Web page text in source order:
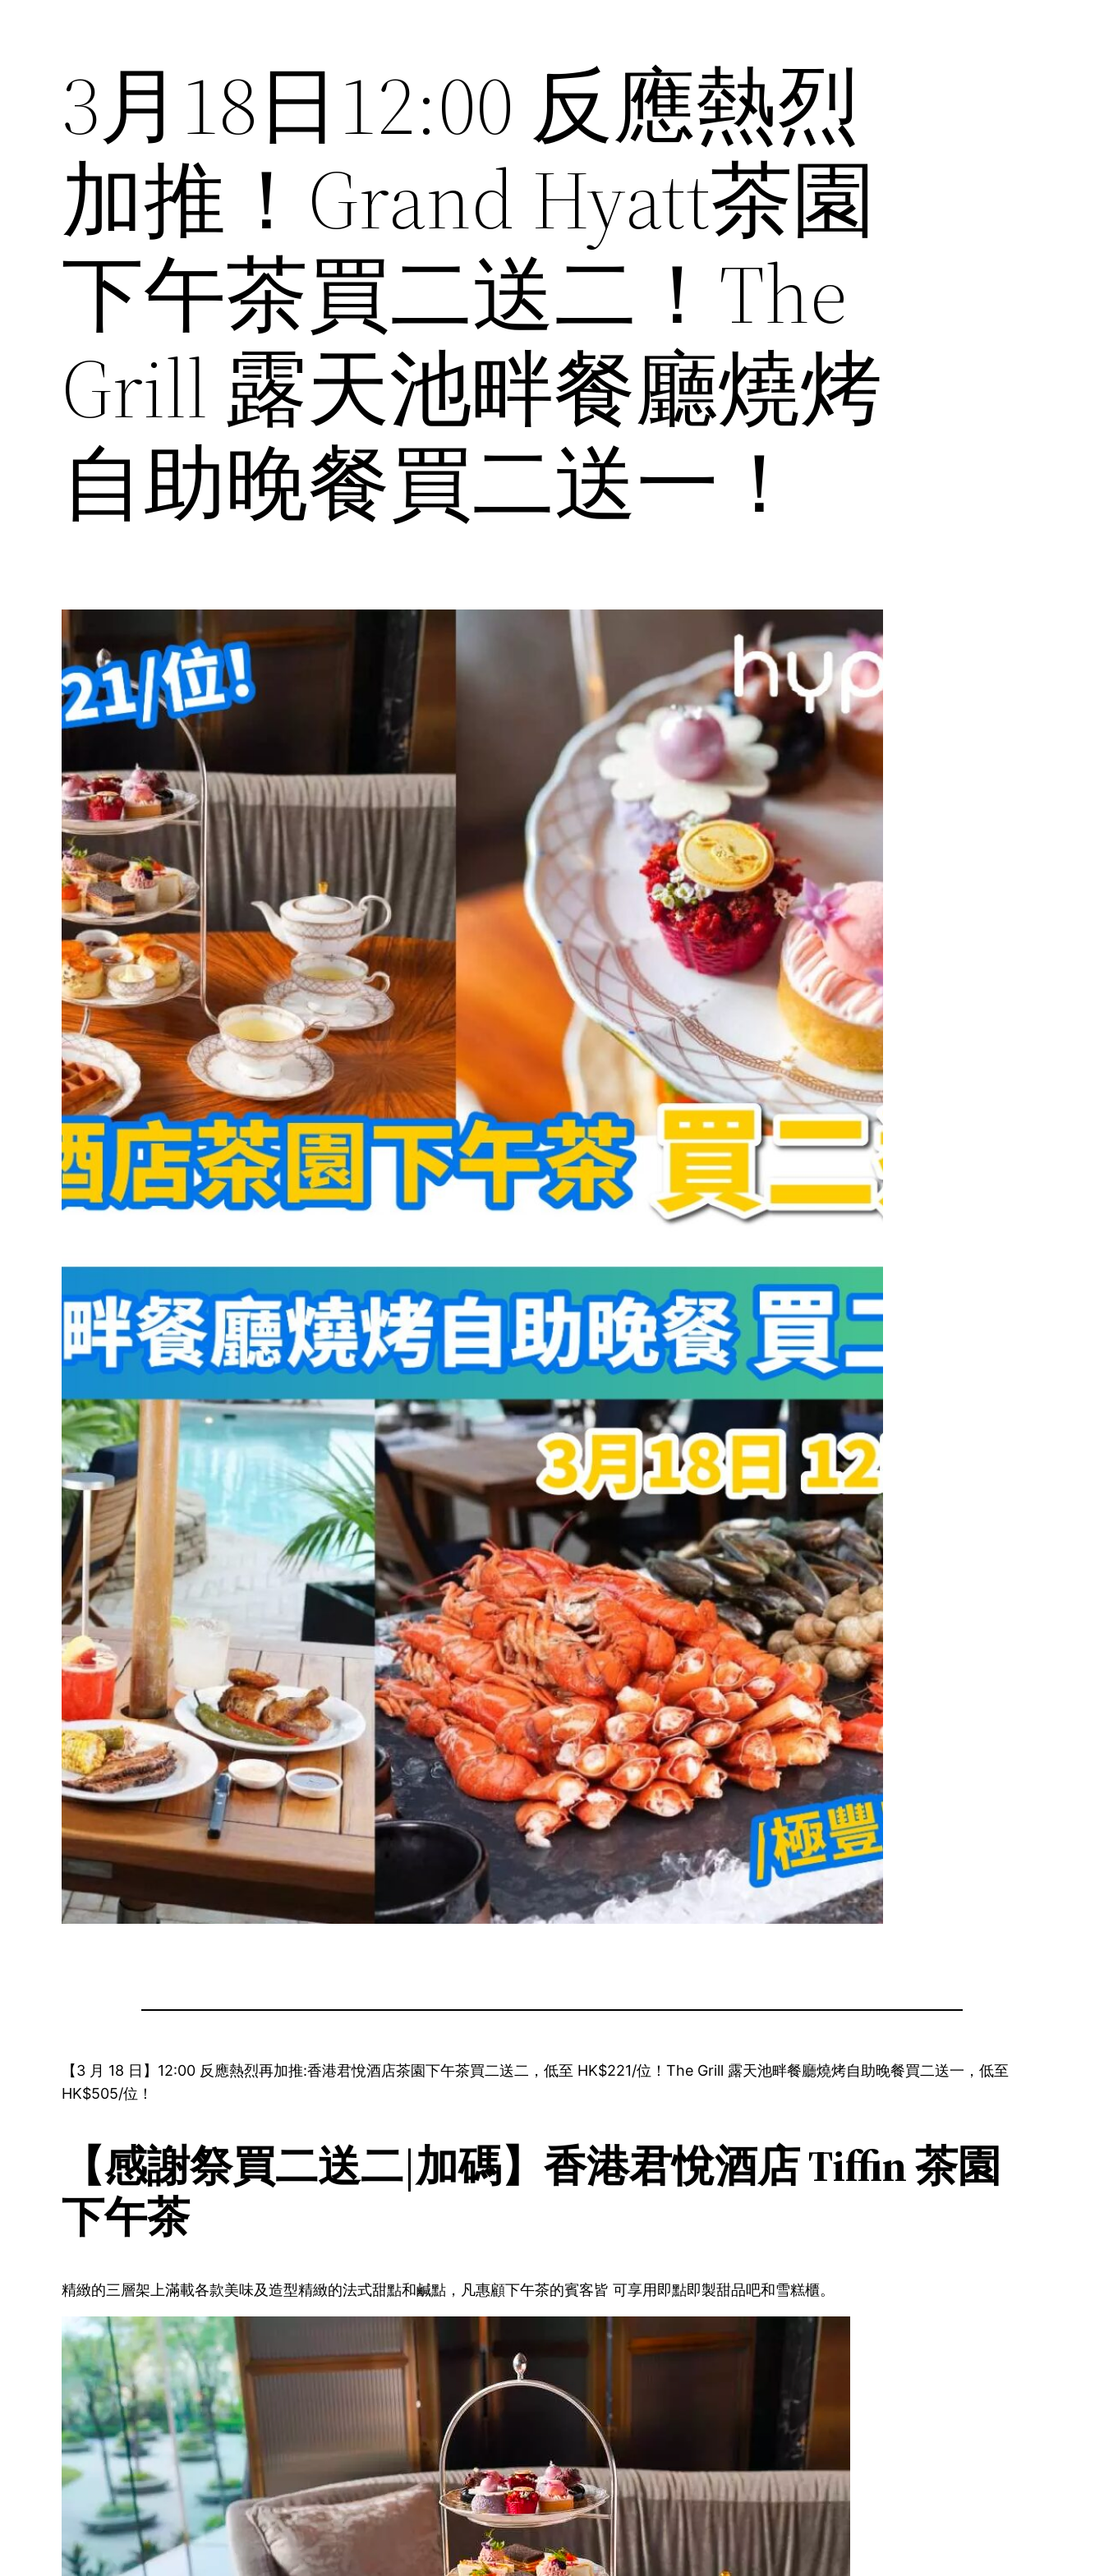
3月18日12:00 反應熱烈
加推！Grand Hyatt茶園
下午茶買二送二！The
Grill 露天池畔餐廳燒烤
自助晚餐買二送一！
【3 月 18 日】12:00 反應熱烈再加推:香港君悅酒店茶園下午茶買二送二，低至 HK$221/位！The Grill 露天池畔餐廳燒烤自助晚餐買二送一，低至
HK$505/位！
【感謝祭買二送二|加碼】香港君悅酒店 Tiffin 茶園
下午茶
精緻的三層架上滿載各款美味及造型精緻的法式甜點和鹹點，凡惠顧下午茶的賓客皆 可享用即點即製甜品吧和雪糕櫃。